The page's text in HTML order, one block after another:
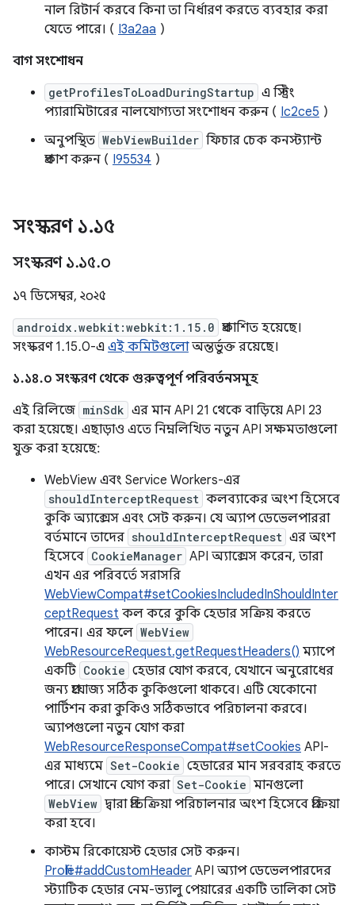
নাল রিটার্ন করবে কিনা তা নির্ধারণ করতে ব্যবহার করা
যেতে পারে। ( I3a2aa )
বাগ সংশোধন
getProfilesToLoadDuringStartup এ স্ট্রিং
প্যারামিটারের নালযোগ্যতা সংশোধন করুন ( Ic2ce5 )
অনুপস্থিত WebViewBuilder ফিচার চেক কনস্ট্যান্ট
প্রকাশ করুন ( I95534 )
সংস্করণ ১.১৫
সংস্করণ ১.১৫.০
১৭ ডিসেম্বর, ২০২৫
androidx.webkit:webkit:1.15.0 প্রকাশিত হয়েছে।
সংস্করণ 1.15.0-এ এই কমিটগুলোঅন্তর্ভুক্ত রয়েছে।
১.১৪.০ সংস্করণ থেকে গুরুত্বপূর্ণ পরিবর্তনসমূহ
এই রিলিজে minSdk এর মান API 21 থেকে বাড়িয়ে API 23
করা হয়েছে। এছাড়াও এতে নিম্নলিখিত নতুন API সক্ষমতাগুলো
যুক্ত করা হয়েছে:
WebView এবং Service Workers-এর
shouldInterceptRequest কলব্যাকের অংশ হিসেবে
কুকি অ্যাক্সেস এবং সেট করুন। যে অ্যাপ ডেভেলপাররা
বর্তমানে তাদের shouldInterceptRequest এর অংশ
হিসেবে CookieManager API অ্যাক্সেস করেন, তারা
এখন এর পরিবর্তে সরাসরি
WebViewCompat#setCookiesIncludedInShouldInter
ceptRequest কল করে কুকি হেডার সক্রিয় করতে
পারেন। এর ফলে WebView
WebResourceRequest.getRequestHeaders() ম্যাপে
একটি Cookie হেডার যোগ করবে, যেখানে অনুরোধের
জন্য প্রযোজ্য সঠিক কুকিগুলো থাকবে। এটি যেকোনো
পার্টিশন করা কুকিও সঠিকভাবে পরিচালনা করবে।
অ্যাপগুলো নতুন যোগ করা
WebResourceResponseCompat#setCookies API-
এর মাধ্যমে Set-Cookie হেডারের মান সরবরাহ করতে
পারে। সেখানে যোগ করা Set-Cookie মানগুলো
WebView দ্বারা প্রতিক্রিয়া পরিচালনার অংশ হিসেবে প্রক্রিয়া
করা হবে।
কাস্টম রিকোয়েস্ট হেডার সেট করুন।
Profile#addCustomHeader API অ্যাপ ডেভেলপারদের
স্ট্যাটিক হেডার নেম-ভ্যালু পেয়ারের একটি তালিকা সেট